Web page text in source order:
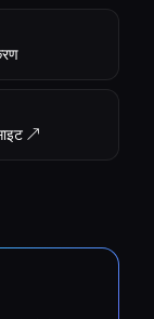
↗︎